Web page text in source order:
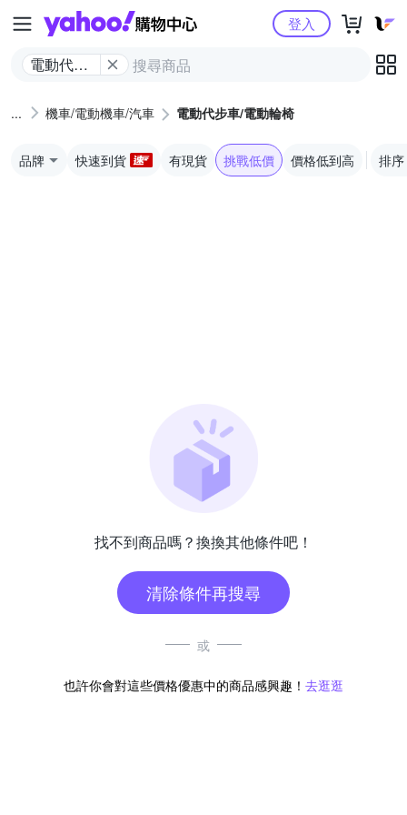
Yahoo購物中心
電動代步
椅
登入
機車/電動機車/汽車 電動代步車/電動輪椅
品牌 快速到貨 有現貨 挑戰低價 價格低到高 排序
找不到商品嗎？換換其他條件吧！
清除條件再搜尋
或
也許你會對這些價格優惠中的商品感興趣！ 去逛逛